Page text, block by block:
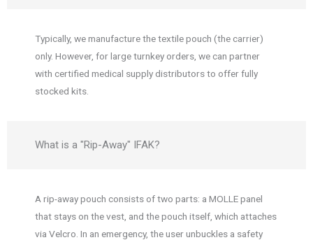
Typically, we manufacture the textile pouch (the carrier)
only. However, for large turnkey orders, we can partner
with certified medical supply distributors to offer fully
stocked kits.
What is a "Rip-Away" IFAK?
A rip-away pouch consists of two parts: a MOLLE panel
that stays on the vest, and the pouch itself, which attaches
via Velcro. In an emergency, the user unbuckles a safety